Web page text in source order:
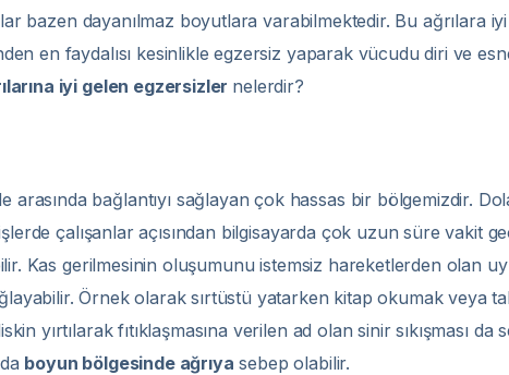
bazen dayanılmaz boyutlara varabilmektedir. Bu ağrılara
en faydalısı kesinlikle egzersiz yaparak vücudu diri ve
iyi gelen egzersizler nelerdir?
arasında bağlantıyı sağlayan çok hassas bir bölgemizdir.
çalışanlar açısından bilgisayarda çok uzun süre vakit
Kas gerilmesinin oluşumunu istemsiz hareketlerden olan
Örnek olarak sırtüstü yatarken kitap okumak veya
yırtılarak fıtıklaşmasına verilen ad olan sinir sıkışması da
boyun bölgesinde ağrıya sebep olabilir.